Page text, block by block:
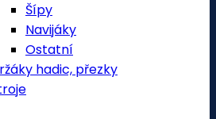
Šípy
Navijáky
Ostatní
hadic, přezky